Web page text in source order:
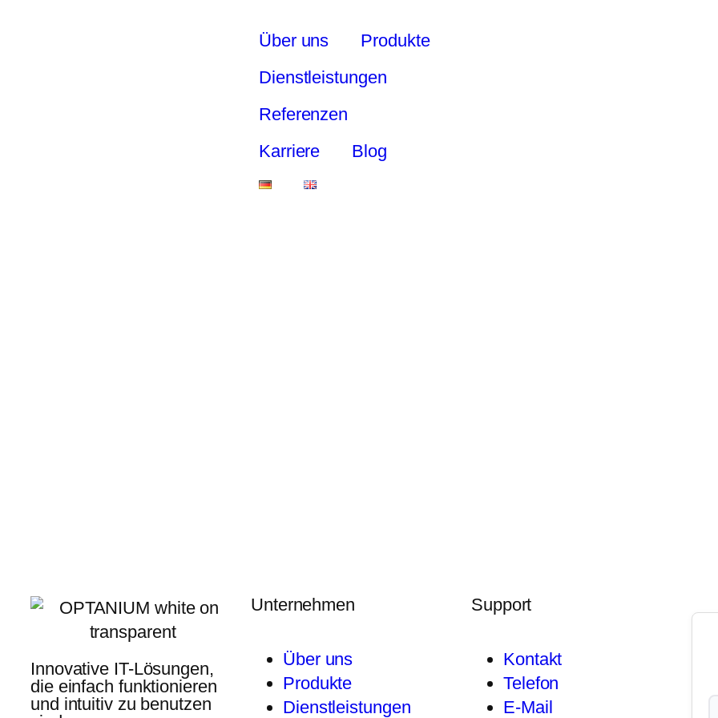
Über uns
Produkte
Dienstleistungen
Referenzen
Karriere
Blog
Innovative IT-Lösungen,
die einfach funktionieren
und intuitiv zu benutzen
Unternehmen
Über uns
Produkte
Dienstleistungen
Support
Kontakt
Telefon
E-Mail